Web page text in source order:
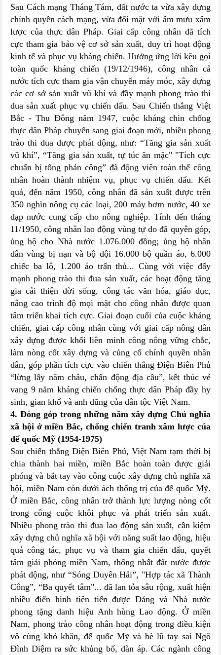
Sau Cách mạng Tháng Tám, đất nước ta vừa xây dựng
chính quyền cách mạng, vừa đối mặt với âm mưu xâm
lược của thực dân Pháp. Giai cấp công nhân đã tích
cực tham gia bảo vệ cơ sở sản xuất, duy trì hoạt động
kinh tế và phục vụ kháng chiến. Hưởng ứng lời kêu gọi
toàn quốc kháng chiến (19/12/1946), công nhân cả
nước tích cực tham gia vận chuyển máy móc, xây dựng
các cơ sở sản xuất vũ khí và đầy mạnh phong trào thi
đua sản xuất phục vụ chiến đấu. Sau Chiến thắng Việt
Bắc - Thu Đông năm 1947, cuộc kháng chin chống
thực dân Pháp chuyển sang giai đoạn mới, nhiều phong
trào thi đua được phát động, như: “Tăng gia sản xuất
vũ khí”, “Tăng gia sản xuất, tự túc ăn mặc" "Tích cực
chuẩn bị tổng phản công” đã động viên toàn thể công
nhân hoàn thành nhiệm vụ, phục vụ chiến đấu. Kết
quả, đến năm 1950, công nhân đã sản xuất được trên
350 nghìn nông cụ các loại, 200 máy bơm nước, 40 xe
đạp nước cung cấp cho nông nghiệp. Tính đến tháng
11/1950, công nhân lao động vùng tự do đã quyên góp,
ủng hộ cho Nhà nước 1.076.000 đồng; ủng hộ nhân
dân vùng bị nạn và bộ đội 16.000 bộ quần áo, 6.000
chiếc ba lô, 1.200 áo trấn thủ... Cùng với việc đẩy
mạnh phong trào thi đua sản xuất, các hoạt động tăng
gia cải thiện đời sống, công tác văn hóa, giáo dục,
nâng cao trình độ mọi mặt cho công nhân được quan
tâm triển khai tích cực. Giai đoạn cuối của cuộc kháng
chiến, giai cấp công nhân cùng với giai cấp nông dân
xây dựng được khối liên minh công nông vững chắc,
làm nòng cốt xây dựng và củng cố chính quyền nhân
dân, góp phần tích cực vào chiến thắng Điện Biên Phủ
“lừng lẫy năm châu, chấn động địa cầu”, kết thúc vẻ
vang 9 năm kháng chiến chống thực dân Pháp đầy hy
sinh, gian khổ và anh dũng của dân tộc Việt Nam.
4. Đóng góp trong những năm xây dựng Chủ nghĩa
xã hội ở miền Bắc, chống chiến tranh xâm lược của
đế quốc Mỹ (1954-1975)
Sau chiến thắng Điện Biên Phủ, Việt Nam tạm thời bị
chia thành hai miền, miền Bắc hoàn toàn được giải
phóng và bắt tay vào công cuộc xây dựng chủ nghĩa xã
hội, miền Nam còn dưới ách thống trị của để quốc Mỹ.
Ở miền Bắc, công nhân trở thành lực lượng nòng cốt
trong công cuộc khôi phục và phát triển sản xuất.
Nhiều phong trào thi đua lao động sản xuất, cần kiệm
xây dựng chủ nghĩa xã hội với năng suất lao động, hiệu
quả công tác, phục vụ và tham gia chiến đấu, quyết
tâm giải phóng miền Nam, thống nhất đất nước được
phát động, như “Sóng Duyên Hải”, "Hợp tác xã Thành
Công”, “Ba quyết tâm"... đã lan tỏa sâu rộng, xuất hiện
nhiều điển hình tiên tiến được Đảng và Nhà nước
phong tặng danh hiệu Anh hùng Lao động. Ở miền
Nam, phong trào công nhân hoạt động trong điều kiện
vô cùng khó khăn, đế quốc Mỹ và bè lũ tay sai Ngô
Đình Diệm ra sức khủng bố, đàn áp. Các ngành công